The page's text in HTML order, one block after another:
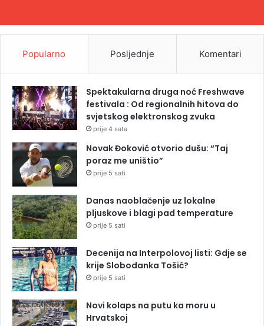
Popularno Posljednje Komentari
Spektakularna druga noć Freshwave
festivala : Od regionalnih hitova do
svjetskog elektronskog zvuka
prije 4 sata
Novak Đoković otvorio dušu: “Taj
poraz me uništio”
prije 5 sati
Danas naoblačenje uz lokalne
pljuskove i blagi pad temperature
prije 5 sati
Decenija na Interpolovoj listi: Gdje se
krije Slobodanka Tošić?
prije 5 sati
Novi kolaps na putu ka moru u
Hrvatskoj